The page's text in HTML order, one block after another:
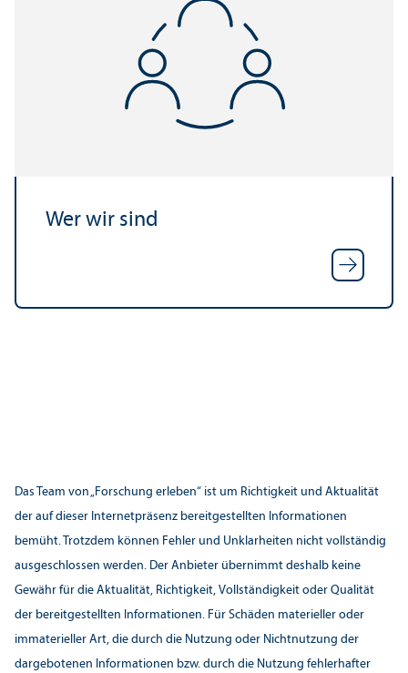
Wer wir sind
Das Team von „Forschung erleben“ ist um Richtigkeit und Aktualität
der auf dieser Internetpräsenz bereitgestellten Informationen
bemüht. Trotzdem können Fehler und Unklarheiten nicht vollständig
ausgeschlossen werden. Der Anbieter übernimmt deshalb keine
Gewähr für die Aktualität, Richtigkeit, Vollständigkeit oder Qualität
der bereitgestellten Informationen. Für Schäden materieller oder
immaterieller Art, die durch die Nutzung oder Nichtnutzung der
dargebotenen Informationen bzw. durch die Nutzung fehlerhafter